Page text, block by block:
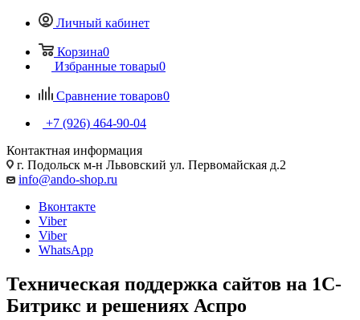
Личный кабинет
Корзина0
Избранные товары0
Сравнение товаров0
+7 (926) 464-90-04
Контактная информация
г. Подольск м-н Львовский ул. Первомайская д.2
info@ando-shop.ru
Вконтакте
Viber
Viber
WhatsApp
Техническая поддержка сайтов на 1С-
Битрикс и решениях Аспро